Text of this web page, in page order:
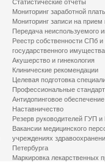
Статистические отчеты
Мониторинг заработной
Мониторинг записи на прием
Передача неиспользуемого
Реестр собственности СПб и
государственного имущества
Акушерство и гинекология
Клинические рекомендации
Целевая подготовка
Профессиональные
Антидопинговое обеспечение
Наставничество
Резерв руководителей ГУП и
Вакансии медицинского
учреждениях
Петербурга
Маркировка лекарственных